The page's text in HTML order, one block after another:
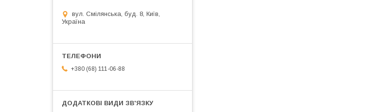
вул. Смілянська, буд. 8, Київ,
Україна
+380 (68) 111-06-88